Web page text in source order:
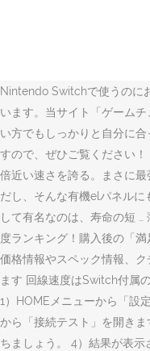
Nintendo Switchで使うのに
います。当サイト「ゲーム
い方でもしっかりと自分に
すので、ぜひご覧ください
倍近い速さを誇る。まさに
だし、そんな有機elパネルに
して有名なのは、寿命の短
度ランキング！購入後の「
価格情報やスペック情報、
ます 回線速度はSwitch付属
1）HOMEメニューから「設
から「接続テスト」を開き
ちましょう。 4）結果が表